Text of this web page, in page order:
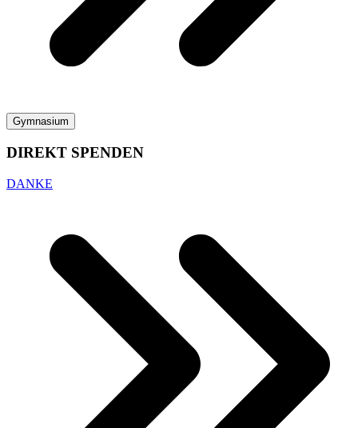
Gymnasium
DIREKT SPENDEN
DANKE